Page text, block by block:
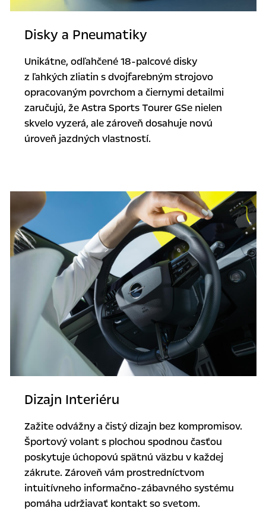
Disky a Pneumatiky
Unikátne, odľahčené 18-palcové disky
z ľahkých zliatin s dvojfarebným strojovo
opracovaným povrchom a čiernymi detailmi
zaručujú, že Astra Sports Tourer GSe nielen
skvelo vyzerá, ale zároveň dosahuje novú
úroveň jazdných vlastností.
Dizajn Interiéru
Zažite odvážny a čistý dizajn bez kompromisov.
Športový volant s plochou spodnou časťou
poskytuje úchopovú spätnú väzbu v každej
zákrute. Zároveň vám prostredníctvom
intuitívneho informačno-zábavného systému
pomáha udržiavať kontakt so svetom.